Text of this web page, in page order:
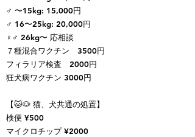
​♂ 〜15kg: 15,000円
♂ 16〜25kg: 20,000円
♀♂ 26kg〜 応相談​
７種混合ワクチン 3500円
フィラリア検査 2000円
​狂犬病ワクチン 3000円
【🐱🐶 猫、犬共通の処置】
検便 ¥500
​マイクロチップ ¥2000